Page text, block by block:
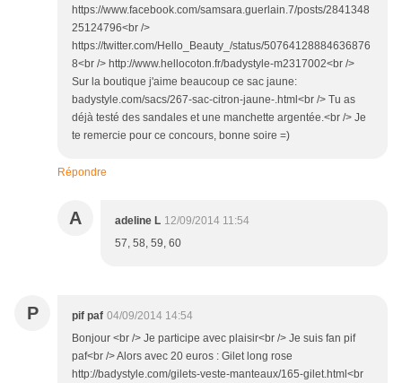
https://www.facebook.com/samsara.guerlain.7/posts/2841348
25124796<br />
https://twitter.com/Hello_Beauty_/status/50764128884636876
8<br /> http://www.hellocoton.fr/badystyle-m2317002<br />
Sur la boutique j'aime beaucoup ce sac jaune:
badystyle.com/sacs/267-sac-citron-jaune-.html<br /> Tu as
déjà testé des sandales et une manchette argentée.<br /> Je
te remercie pour ce concours, bonne soire =)
Répondre
A adeline L 12/09/2014 11:54
57, 58, 59, 60
P pif paf 04/09/2014 14:54
Bonjour <br /> Je participe avec plaisir<br /> Je suis fan pif
paf<br /> Alors avec 20 euros : Gilet long rose
http://badystyle.com/gilets-veste-manteaux/165-gilet.html<br